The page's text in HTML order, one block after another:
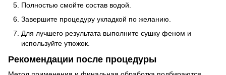
Полностью смойте состав водой.
Завершите процедуру укладкой по желанию.
Для лучшего результата выполните сушку феном и
используйте утюжок.
Рекомендации после процедуры